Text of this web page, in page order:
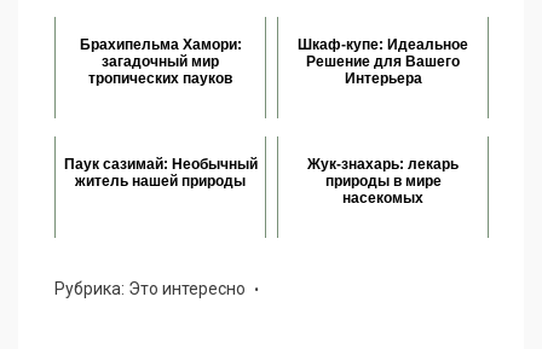
Брахипельма Хамори:
загадочный мир
тропических пауков
Шкаф-купе: Идеальное
Решение для Вашего
Интерьера
Паук сазимай: Необычный
житель нашей природы
Жук-знахарь: лекарь
природы в мире
насекомых
Рубрика: Это интересно